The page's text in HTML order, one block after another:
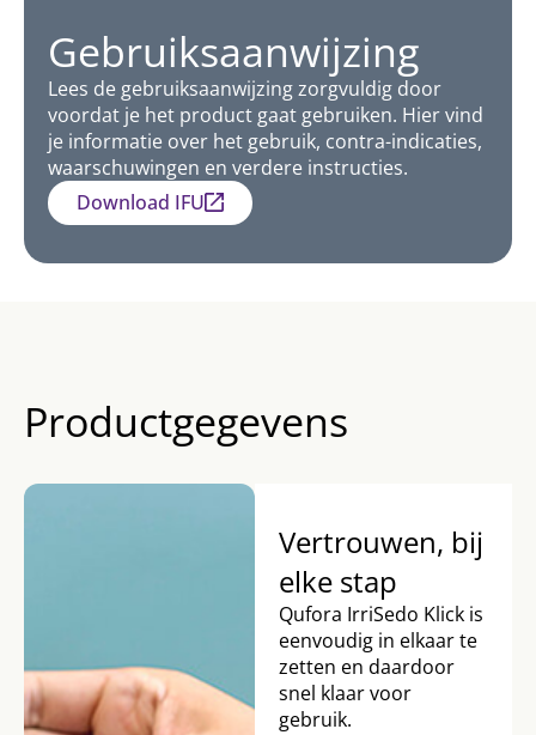
Gebruiksaanwijzing
Lees de gebruiksaanwijzing zorgvuldig door
voordat je het product gaat gebruiken. Hier vind
je informatie over het gebruik, contra-indicaties,
waarschuwingen en verdere instructies.
Download IFU
Productgegevens
Vertrouwen, bij
elke stap
Qufora IrriSedo Klick is
eenvoudig in elkaar te
zetten en daardoor
snel klaar voor
gebruik.